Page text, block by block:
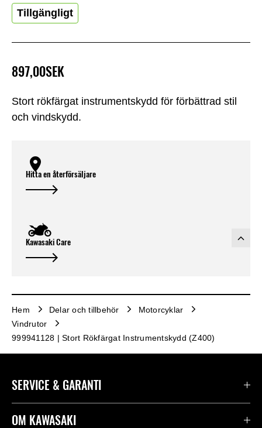
Stort rökfärgat instrumentskydd för förbättrad stil
och vindskydd.
897,00SEK
Tillgängligt
Hitta en återförsäljare
Kawasaki Care
Hem Delar och tillbehör
Motorcyklar
Vindrutor
999941128 | Stort Rökfärgat Instrumentskydd (Z400)
SERVICE & GARANTI
Kontakta oss
OM KAWASAKI